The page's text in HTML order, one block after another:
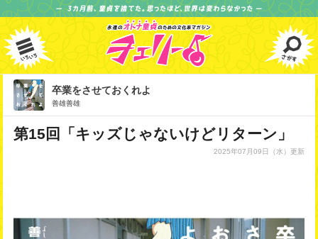
卒業をさせておくれよ
善雄善雄
第15回「キッズじゃないけどリターン」
2025年07月09日 （水）更新